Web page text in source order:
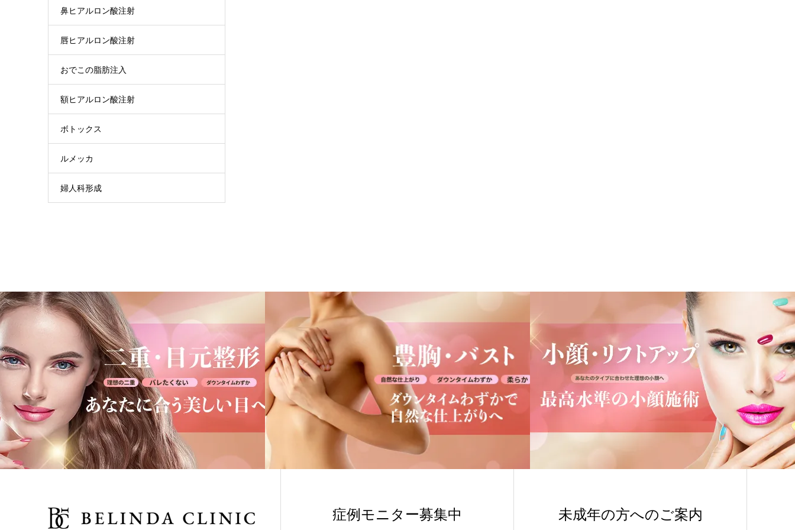
鼻ヒアルロン酸注射
唇ヒアルロン酸注射
おでこの脂肪注入
額ヒアルロン酸注射
ボトックス
ルメッカ
婦人科形成
症例モニター募集中 未成年の方へのご案内